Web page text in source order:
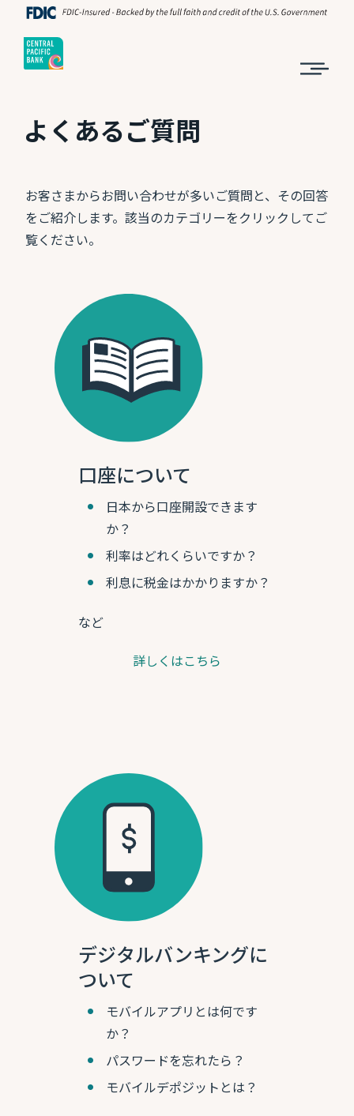
よくあるご質問
お客さまからお問い合わせが多いご質問と、その回答
をご紹介します。該当のカテゴリーをクリックしてご
覧ください。
口座について
日本から口座開設できます
か？
利率はどれくらいですか？
利息に税金はかかりますか？
など
詳しくはこちら
デジタルバンキングに
ついて
モバイルアプリとは何です
か？
パスワードを忘れたら？
モバイルデポジットとは？